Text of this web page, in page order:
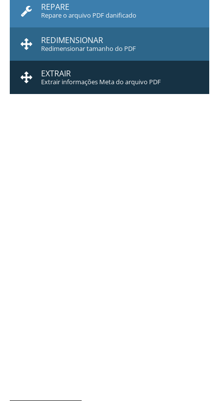
REPARE
Repare o arquivo PDF danificado
REDIMENSIONAR
Redimensionar tamanho do PDF
EXTRAIR
Extrair informações Meta do arquivo PDF